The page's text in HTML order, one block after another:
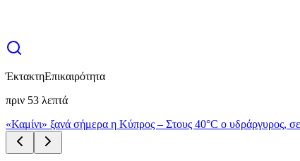
ΈκτακτηΕπικαιρότητα
πριν 53 λεπτά
«Καμίνι» ξανά σήμερα η Κύπρος – Στους 40°C ο υδράργυρος, σε